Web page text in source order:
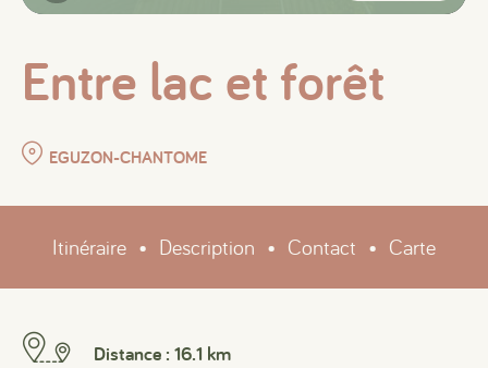
Entre lac et forêt
EGUZON-CHANTOME
Itinéraire • Description • Contact • Carte
Distance : 16.1 km